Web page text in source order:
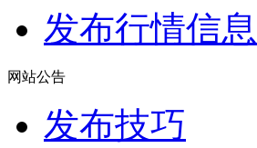
发布行情信息
网站公告
发布技巧